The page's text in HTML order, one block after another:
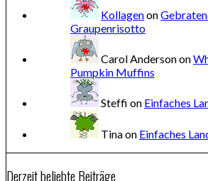
Kollagenon
Graupenrisotto
Carol Andersonon
Pumpkin Muffins
Steffi on Einfaches
Tinaon Einfaches
Derzeit beliebte Beiträge